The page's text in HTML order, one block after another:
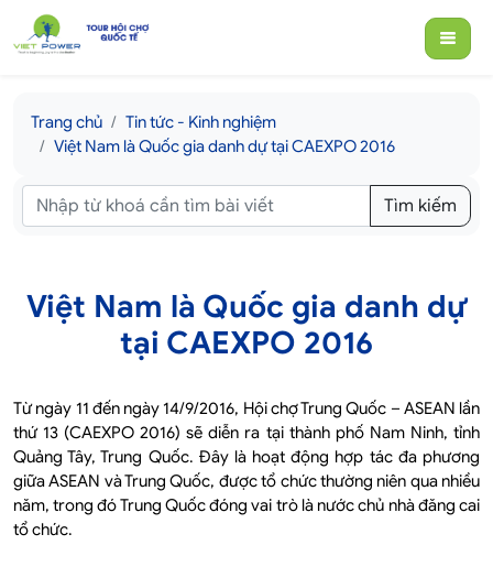
Trang chủ
Tin tức - Kinh nghiệm
Việt Nam là Quốc gia danh dự tại CAEXPO 2016
Tìm kiếm
Việt Nam là Quốc gia danh dự
tại CAEXPO 2016
Từ ngày 11 đến ngày 14/9/2016, Hội chợ Trung Quốc – ASEAN lần
thứ 13 (CAEXPO 2016) sẽ diễn ra tại thành phố Nam Ninh, tỉnh
Quảng Tây, Trung Quốc. Đây là hoạt động hợp tác đa phương
giữa ASEAN và Trung Quốc, được tổ chức thường niên qua nhiều
năm, trong đó Trung Quốc đóng vai trò là nước chủ nhà đăng cai
tổ chức.